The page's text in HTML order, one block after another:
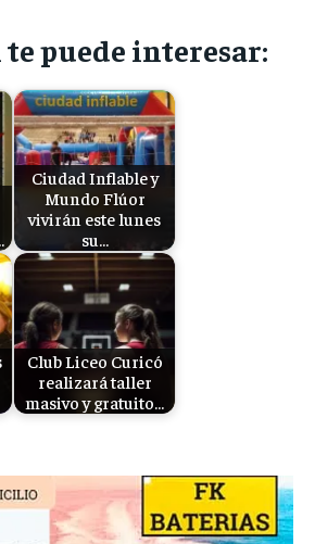
puede interesar:
Ciudad Inflable y
Mundo Flúor
vivirán este lunes
su…
Club Liceo Curicó
realizará taller
masivo y gratuito…